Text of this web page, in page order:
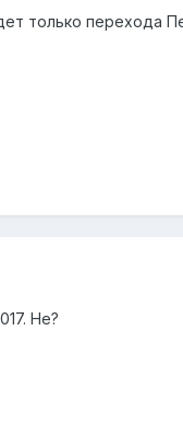
только перехода
Не?